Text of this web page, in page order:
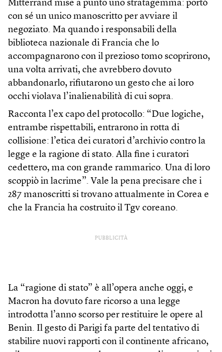
Mitterrand mise a punto uno stratagemma: portò
con sé un unico manoscritto per avviare il
negoziato. Ma quando i responsabili della
biblioteca nazionale di Francia che lo
accompagnarono con il prezioso tomo scoprirono,
una volta arrivati, che avrebbero dovuto
abbandonarlo, rifiutarono un gesto che ai loro
occhi violava l’inalienabilità di cui sopra.
Racconta l’ex capo del protocollo: “Due logiche,
entrambe rispettabili, entrarono in rotta di
collisione: l’etica dei curatori d’archivio contro la
legge e la ragione di stato. Alla fine i curatori
cedettero, ma con grande rammarico. Una di loro
scoppiò in lacrime”. Vale la pena precisare che i
287 manoscritti si trovano attualmente in Corea e
che la Francia ha costruito il Tgv coreano.
PUBBLICITÀ
La “ragione di stato” è all’opera anche oggi, e
Macron ha dovuto fare ricorso a una legge
introdotta l’anno scorso per restituire le opere al
Benin. Il gesto di Parigi fa parte del tentativo di
stabilire nuovi rapporti con il continente africano,